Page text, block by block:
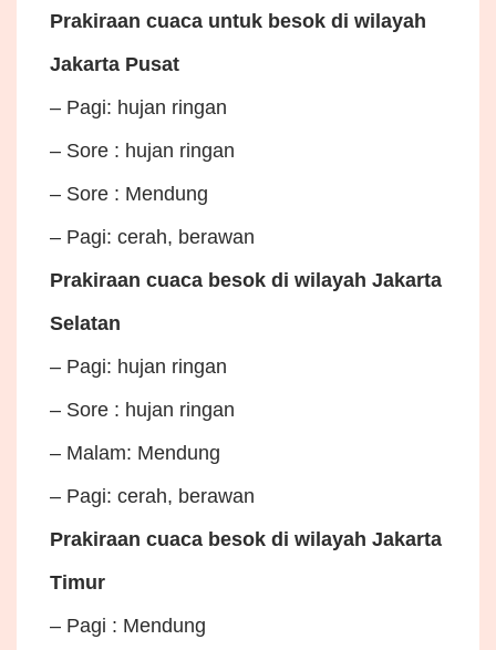
Prakiraan cuaca untuk besok di wilayah
Jakarta Pusat
– Pagi: hujan ringan
– Sore : hujan ringan
– Sore : Mendung
– Pagi: cerah, berawan
Prakiraan cuaca besok di wilayah Jakarta
Selatan
– Pagi: hujan ringan
– Sore : hujan ringan
– Malam: Mendung
– Pagi: cerah, berawan
Prakiraan cuaca besok di wilayah Jakarta
Timur
– Pagi : Mendung